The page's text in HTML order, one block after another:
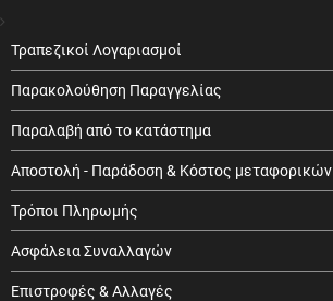
Τραπεζικοί Λογαριασμοί
Παρακολούθηση Παραγγελίας
Παραλαβή από το κατάστημα
Αποστολή - Παράδοση & Κόστος μεταφορικών
Τρόποι Πληρωμής
Ασφάλεια Συναλλαγών
Επιστροφές & Αλλαγές